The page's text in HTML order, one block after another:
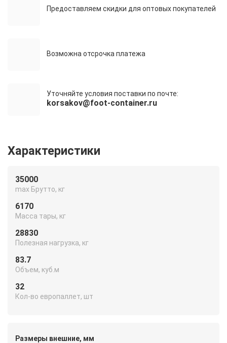
Предоставляем скидки для оптовых покупателей
Возможна отсрочка платежа
Уточняйте условия поставки по почте:
korsakov@foot-container.ru
Характеристики
35000
max Брутто, кг
6170
Масса тары, кг
28830
Полезная нагрузка, кг
83.7
Объем, куб.м
32
Кол-во европаллет, шт
Размеры внешние, мм